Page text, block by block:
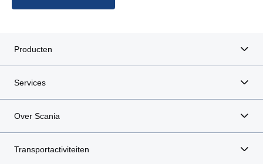
Producten
Services
Over Scania
Transportactiviteiten